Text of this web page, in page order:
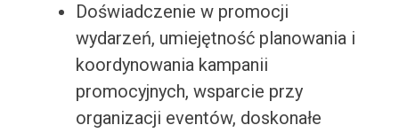
Doświadczenie w promocji
wydarzeń, umiejętność planowania i
koordynowania kampanii
promocyjnych, wsparcie przy
organizacji eventów, doskonałe